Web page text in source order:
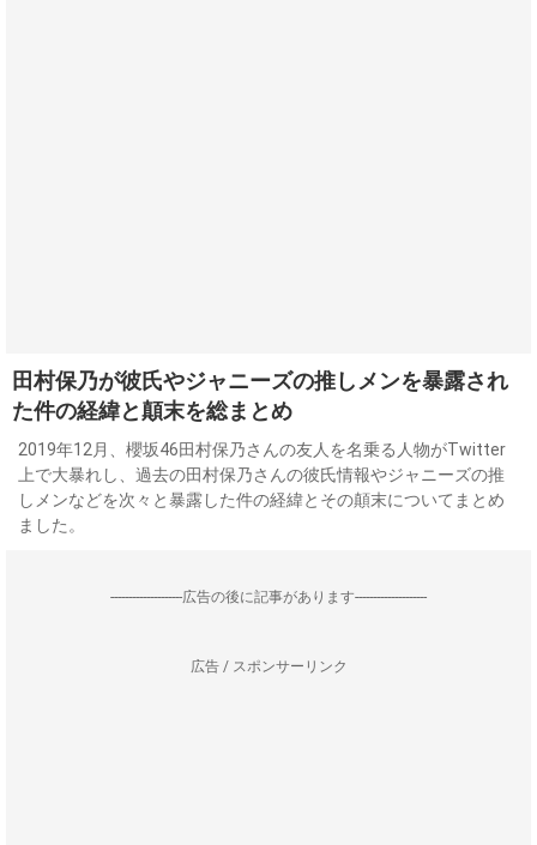
田村保乃が彼氏やジャニーズの推しメンを暴露され
た件の経緯と顛末を総まとめ
2019年12月、櫻坂46田村保乃さんの友人を名乗る人物がTwitter
上で大暴れし、過去の田村保乃さんの彼氏情報やジャニーズの推
しメンなどを次々と暴露した件の経緯とその顛末についてまとめ
ました。
--------------------広告の後に記事があります--------------------
広告 / スポンサーリンク